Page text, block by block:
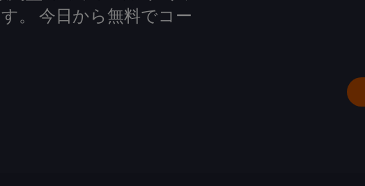
。 今日から無料でコー